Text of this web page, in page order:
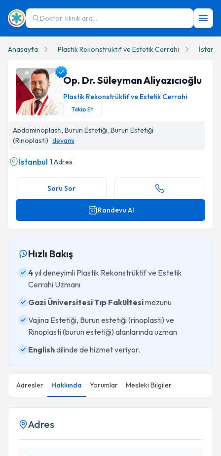
Doktor, klinik ara...
Anasayfa Plastik Rekonstrüktif ve Estetik Cerrahi
Op. Dr. Süleyman Aliyazıcıoğlu
Plastik Rekonstrüktif ve Estetik Cerrahi
Takip Et
Abdominoplasti, Burun Estetiği, Burun Estetiği
(Rinoplasti) devamı
İstanbul 1 Adres
Soru Sor
Randevu Al
Hızlı Bakış
4yıl deneyimli Plastik Rekonstrüktif ve Estetik
Cerrahi Uzmanı
Gazi Üniversitesi Tıp Fakültesimezunu
Vajina Estetiği, Burun estetiği (rinoplasti) ve
Rinoplasti (burun estetiği) alanlarında uzman
Englishdilinde de hizmet veriyor.
Adresler Hakkında Yorumlar Mesleki Bilgiler
Adres